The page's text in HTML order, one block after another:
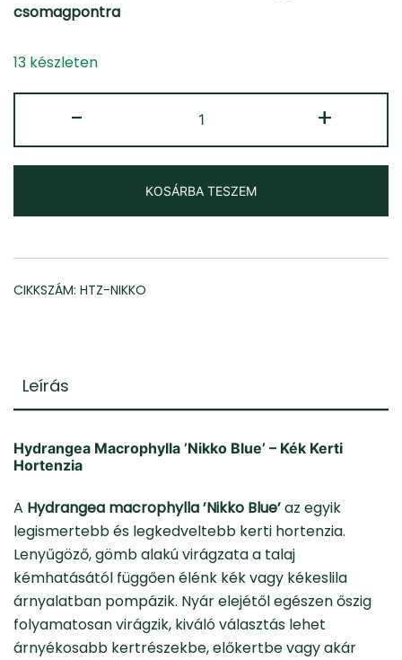
csomagpontra
13 készleten
-
'Nikko
Blue'
+
KOSÁRBA TESZEM
CIKKSZÁM: HTZ-NIKKO
Leírás
Hydrangea Macrophylla ’Nikko Blue’ – Kék Kerti
Hortenzia
A Hydrangea macrophylla ’Nikko Blue’az egyik
legismertebb és legkedveltebb kerti hortenzia.
Lenyűgöző, gömb alakú virágzata a talaj
kémhatásától függően élénk kék vagy kékeslila
árnyalatban pompázik. Nyár elejétől egészen őszig
folyamatosan virágzik, kiváló választás lehet
árnyékosabb kertrészekbe, előkertbe vagy akár